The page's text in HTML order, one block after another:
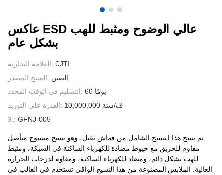
عاكس ESD عالي الوضوح ومثبط للهب
بشكل عام
العلامة التجارية: CJTI
المنتج المصدر: الصين
التسليم في الوقت المحدد:
60 يومًا
القدرة على التوريد:
10,000,000 ف/سنة
لا.: GFNJ-005
تم نسج هذا النسيج الشامل من قماش ثقيل، وهو نسيج منسوج متأصل
مقاوم للحريق مع خيوط مضادة للكهرباء الساكنة في الشبكة، ومثبط
للهب بشكل دائم، ومضاد للكهرباء الساكنة، ومقاوم لدرجات الحرارة
العالية. الملابس المصنوعة من هذا النسيج الواقي تستخدم في الغالب في